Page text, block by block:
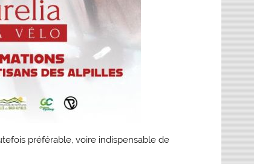
préférable, voire indispensable de